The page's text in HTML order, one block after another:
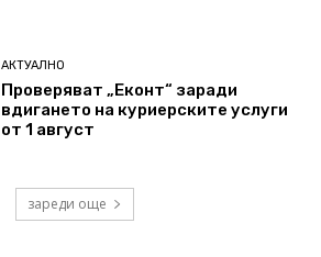
АКТУАЛНО
Проверяват „Еконт“ заради
вдигането на куриерските услуги
от 1 август
зареди още